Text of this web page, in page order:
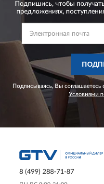
Подпишись, чтобы
предложениях,
Подписываясь, Вы соглашаетесь
Условиями
8 (499) 288-71-87